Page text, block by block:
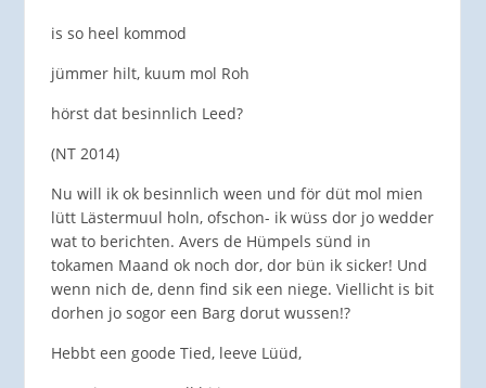
is so heel kommod
jümmer hilt, kuum mol Roh
hörst dat besinnlich Leed?
(NT 2014)
Nu will ik ok besinnlich ween und för düt mol mien
lütt Lästermuul holn, ofschon- ik wüss dor jo wedder
wat to berichten. Avers de Hümpels sünd in
tokamen Maand ok noch dor, dor bün ik sicker! Und
wenn nich de, denn find sik een niege. Viellicht is bit
dorhen jo sogor een Barg dorut wussen!?
Hebbt een goode Tied, leeve Lüüd,